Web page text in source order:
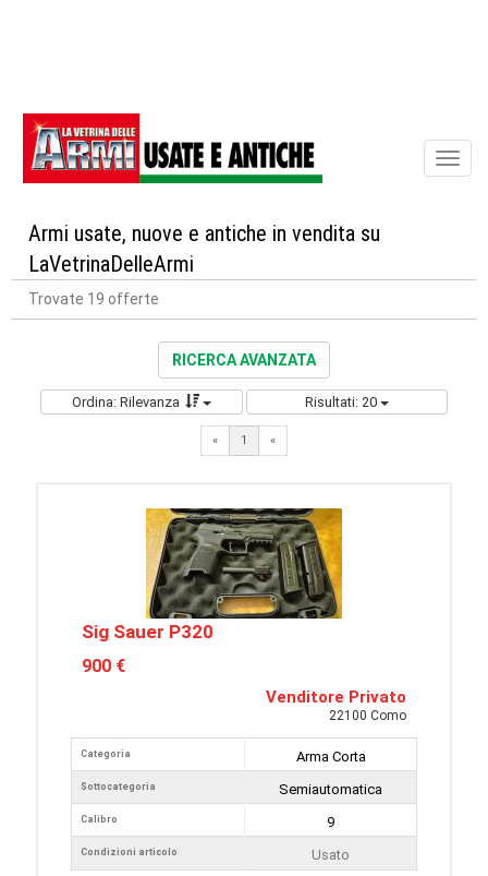
Armi usate, nuove e antiche in vendita su
LaVetrinaDelleArmi
Trovate 19 offerte
RICERCA AVANZATA
Ordina: Rilevanza Risultati: 20
« 1 «
Sig Sauer P320
900 €
Venditore Privato
22100 Como
Categoria
Sottocategoria
Calibro
Condizioni articolo
Arma Corta
Semiautomatica
9
Usato